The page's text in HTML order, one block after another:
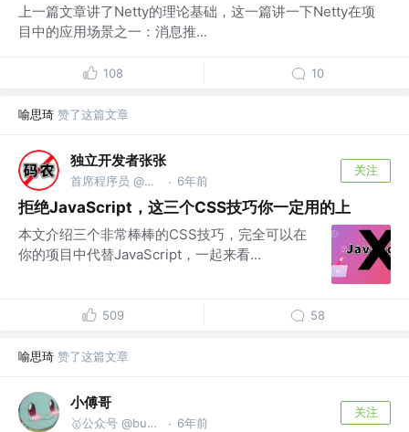
上一篇文章讲了Netty的理论基础，这一篇讲一下Netty在项
目中的应用场景之一：消息推...
108 10
喻思琦 赞了这篇文章
独立开发者张张
首席程序员 @上海码码科技中心 · 6年前
关注
拒绝JavaScript，这三个CSS技巧你一定用的上
本文介绍三个非常棒棒的CSS技巧，完全可以在
你的项目中代替JavaScript，一起来看...
509 58
喻思琦 赞了这篇文章
小傅哥
🥇公众号 @bugstack虫洞栈 | bugstack.cn · 6年前
关注